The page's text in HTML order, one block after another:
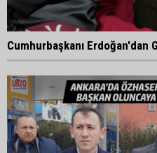
Cumhurbaşkanı Erdoğan'dan